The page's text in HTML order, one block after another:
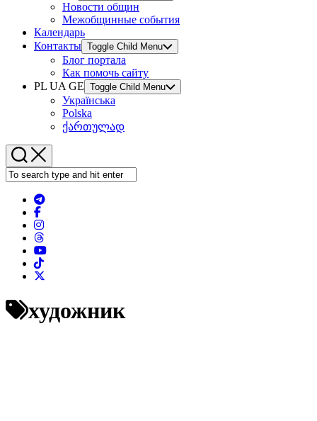
Новости общин
Межобщинные события
Календарь
Контакты Toggle Child Menu
Блог портала
Как помочь сайту
PL UA GE Toggle Child Menu
Українська
Polska
ქართულად
художник